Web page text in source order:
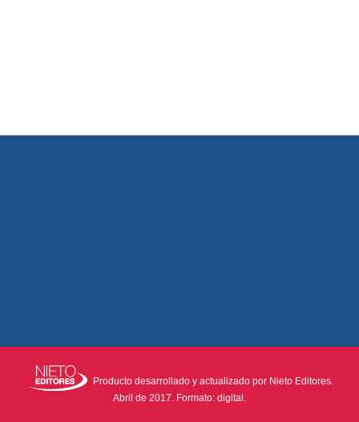
Producto desarrollado y actualizado por Nieto Editores.
Abril de 2017. Formato: digital.